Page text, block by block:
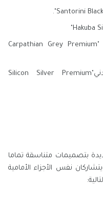
رمادي كارباثيان بريميوم ميتاليك "Carpathian Grey Premium
سيليكون فضي بريميوم معدني"Silicon Silver Premium
لاند روفر ديفندر 2022 الجديدة بتصميمات متناسقة تماما
بين ديفندر 90 و ديفندر 110 ، ويتشاركان نفس الأجزاء الأمامية